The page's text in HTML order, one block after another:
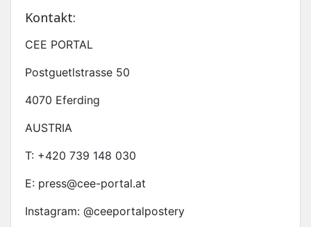
Kontakt:
CEE PORTAL
Postguetlstrasse 50
4070 Eferding
AUSTRIA
T: +420 739 148 030
E: press@cee-portal.at
Instagram: @ceeportalpostery